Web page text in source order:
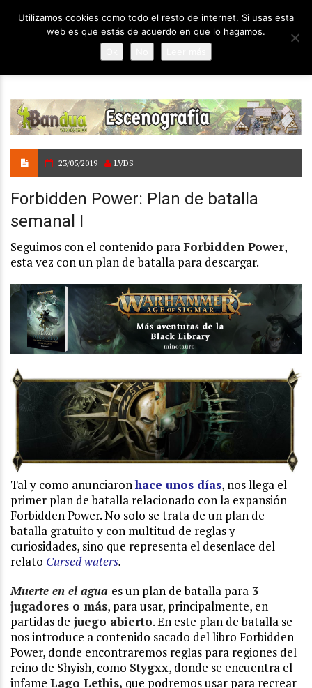
23/05/2019 LVDS
Forbidden Power: Plan de batalla
semanal I
Seguimos con el contenido paraForbidden Power,
esta vez con un plan de batalla para descargar.
Tal y como anunciaronhace unos días, nos llega el
primer plan de batalla relacionado con la expansión
Forbidden Power. No solo se trata de un plan de
batalla gratuito y con multitud de reglas y
curiosidades, sino que representa el desenlace del
relato Cursed waters.
Muerte en el agua es un plan de batalla para 3
jugadores o más, para usar, principalmente, en
partidas de juego abierto. En este plan de batalla se
nos introduce a contenido sacado del libro Forbidden
Power, donde encontraremos reglas para regiones del
reino de Shyish, como Stygxx, donde se encuentra el
infame Lago Lethis, que podremos usar para recrear
Utilizamos cookies como todo el resto de internet. Si usas esta
web es que estás de acuerdo en que lo hagamos.